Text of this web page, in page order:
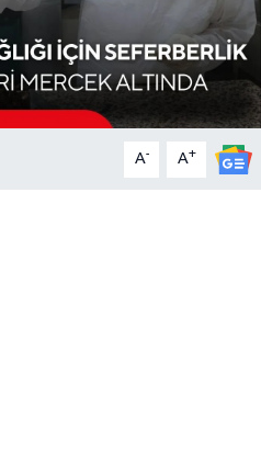
A- A+
LEZZETLERİ